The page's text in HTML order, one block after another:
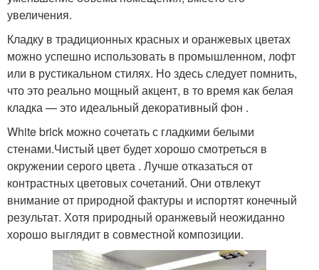
увеличения.
Кладку в традиционных красных и оранжевых цветах
можно успешно использовать в промышленном, лофт
или в рустикальном стилях. Но здесь следует помнить,
что это реально мощный акцент, в то время как белая
кладка — это идеальный декоративный фон .
White brick можно сочетать с гладкими белыми
стенами.Чистый цвет будет хорошо смотреться в
окружении серого цвета . Лучше отказаться от
контрастных цветовых сочетаний. Они отвлекут
внимание от природной фактуры и испортят конечный
результат. Хотя природный оранжевый неожиданно
хорошо выглядит в совместной композиции.